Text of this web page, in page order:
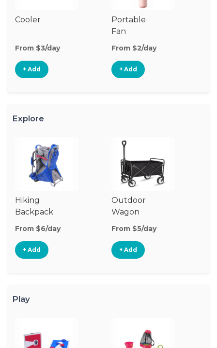
Cooler
From $3/day
+ Add
Portable
Fan
From $2/day
+ Add
Explore
Hiking
Backpack
Carrier
From $6/day
+ Add
Outdoor
Wagon
From $5/day
+ Add
Play